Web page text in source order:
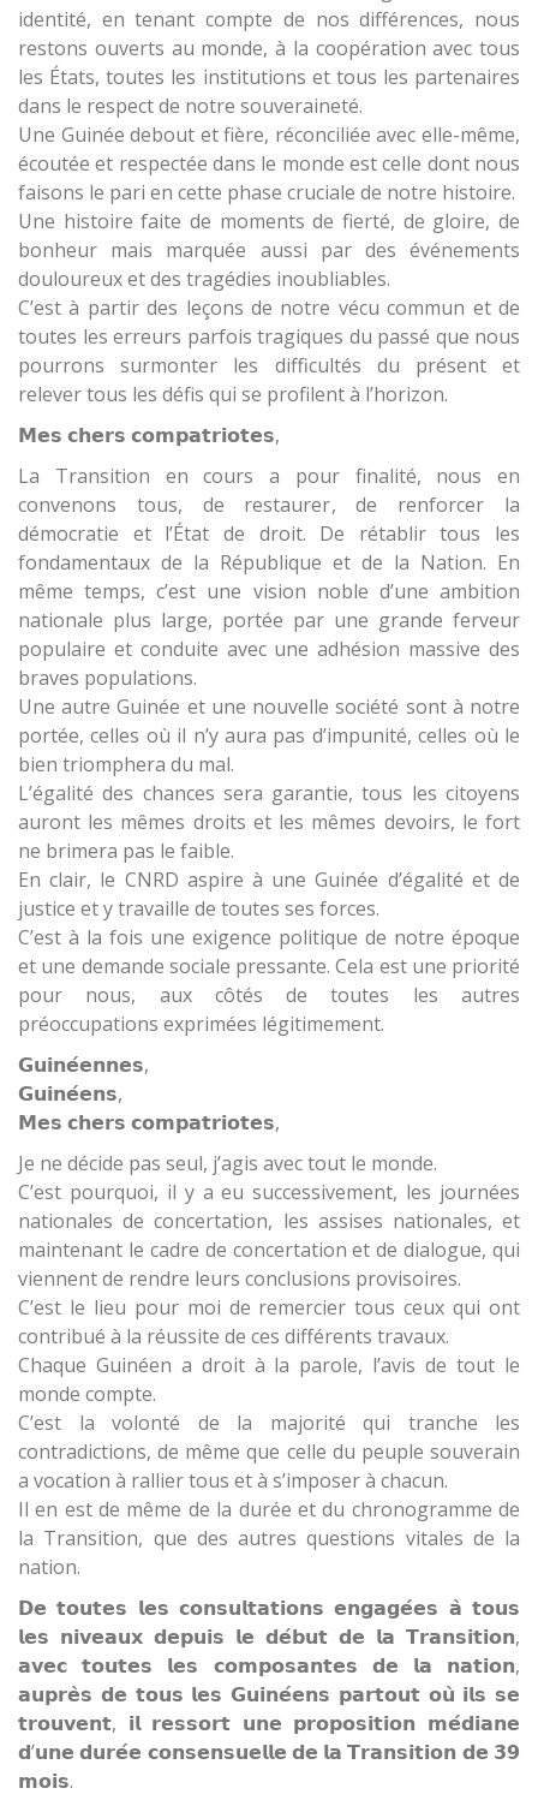
identité, en tenant compte de nos différences, nous
restons ouverts au monde, à la coopération avec tous
les États, toutes les institutions et tous les partenaires
dans le respect de notre souveraineté.
Une Guinée debout et fière, réconciliée avec elle-même,
écoutée et respectée dans le monde est celle dont nous
faisons le pari en cette phase cruciale de notre histoire.
Une histoire faite de moments de fierté, de gloire, de
bonheur mais marquée aussi par des événements
douloureux et des tragédies inoubliables.
C’est à partir des leçons de notre vécu commun et de
toutes les erreurs parfois tragiques du passé que nous
pourrons surmonter les difficultés du présent et
relever tous les défis qui se profilent à l’horizon.
𝗠𝗲𝘀 𝗰𝗵𝗲𝗿𝘀 𝗰𝗼𝗺𝗽𝗮𝘁𝗿𝗶𝗼𝘁𝗲𝘀,
La Transition en cours a pour finalité, nous en
convenons tous, de restaurer, de renforcer la
démocratie et l’État de droit. De rétablir tous les
fondamentaux de la République et de la Nation. En
même temps, c’est une vision noble d’une ambition
nationale plus large, portée par une grande ferveur
populaire et conduite avec une adhésion massive des
braves populations.
Une autre Guinée et une nouvelle société sont à notre
portée, celles où il n’y aura pas d’impunité, celles où le
bien triomphera du mal.
L’égalité des chances sera garantie, tous les citoyens
auront les mêmes droits et les mêmes devoirs, le fort
ne brimera pas le faible.
En clair, le CNRD aspire à une Guinée d’égalité et de
justice et y travaille de toutes ses forces.
C’est à la fois une exigence politique de notre époque
et une demande sociale pressante. Cela est une priorité
pour nous, aux côtés de toutes les autres
préoccupations exprimées légitimement.
𝗚𝘂𝗶𝗻𝗲́𝗲𝗻𝗻𝗲𝘀,
𝗚𝘂𝗶𝗻𝗲́𝗲𝗻𝘀,
𝗠𝗲𝘀 𝗰𝗵𝗲𝗿𝘀 𝗰𝗼𝗺𝗽𝗮𝘁𝗿𝗶𝗼𝘁𝗲𝘀,
Je ne décide pas seul, j’agis avec tout le monde.
C’est pourquoi, il y a eu successivement, les journées
nationales de concertation, les assises nationales, et
maintenant le cadre de concertation et de dialogue, qui
viennent de rendre leurs conclusions provisoires.
C’est le lieu pour moi de remercier tous ceux qui ont
contribué à la réussite de ces différents travaux.
Chaque Guinéen a droit à la parole, l’avis de tout le
monde compte.
C’est la volonté de la majorité qui tranche les
contradictions, de même que celle du peuple souverain
a vocation à rallier tous et à s’imposer à chacun.
Il en est de même de la durée et du chronogramme de
la Transition, que des autres questions vitales de la
nation.
𝗗𝗲 𝘁𝗼𝘂𝘁𝗲𝘀 𝗹𝗲𝘀 𝗰𝗼𝗻𝘀𝘂𝗹𝘁𝗮𝘁𝗶𝗼𝗻𝘀 𝗲𝗻𝗴𝗮𝗴𝗲́𝗲𝘀 𝗮̀ 𝘁𝗼𝘂𝘀
𝗹𝗲𝘀 𝗻𝗶𝘃𝗲𝗮𝘂𝘅 𝗱𝗲𝗽𝘂𝗶𝘀 𝗹𝗲 𝗱𝗲́𝗯𝘂𝘁 𝗱𝗲 𝗹𝗮 𝗧𝗿𝗮𝗻𝘀𝗶𝘁𝗶𝗼𝗻,
𝗮𝘃𝗲𝗰 𝘁𝗼𝘂𝘁𝗲𝘀 𝗹𝗲𝘀 𝗰𝗼𝗺𝗽𝗼𝘀𝗮𝗻𝘁𝗲𝘀 𝗱𝗲 𝗹𝗮 𝗻𝗮𝘁𝗶𝗼𝗻,
𝗮𝘂𝗽𝗿𝗲̀𝘀 𝗱𝗲 𝘁𝗼𝘂𝘀 𝗹𝗲𝘀 𝗚𝘂𝗶𝗻𝗲́𝗲𝗻𝘀 𝗽𝗮𝗿𝘁𝗼𝘂𝘁 𝗼𝘂̀ 𝗶𝗹𝘀 𝘀𝗲
𝘁𝗿𝗼𝘂𝘃𝗲𝗻𝘁, 𝗶𝗹 𝗿𝗲𝘀𝘀𝗼𝗿𝘁 𝘂𝗻𝗲 𝗽𝗿𝗼𝗽𝗼𝘀𝗶𝘁𝗶𝗼𝗻 𝗺𝗲́𝗱𝗶𝗮𝗻𝗲
𝗱’𝘂𝗻𝗲 𝗱𝘂𝗿𝗲́𝗲 𝗰𝗼𝗻𝘀𝗲𝗻𝘀𝘂𝗲𝗹𝗹𝗲 𝗱𝗲 𝗹𝗮 𝗧𝗿𝗮𝗻𝘀𝗶𝘁𝗶𝗼𝗻 𝗱𝗲 𝟯𝟵
𝗺𝗼𝗶𝘀.